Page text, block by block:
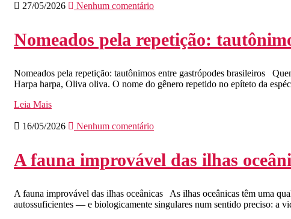
27/05/2026 Nenhum comentário
Nomeados pela repetição:
Nomeados pela repetição: tautônimos entre gastrópodes brasileiros
Harpa harpa, Oliva oliva. O nome do gênero repetido no epíteto da
Leia Mais
16/05/2026 Nenhum comentário
A fauna improvável das ilhas
A fauna improvável das ilhas oceânicas As ilhas oceânicas têm uma
autossuficientes — e biologicamente singulares num sentido preciso: a